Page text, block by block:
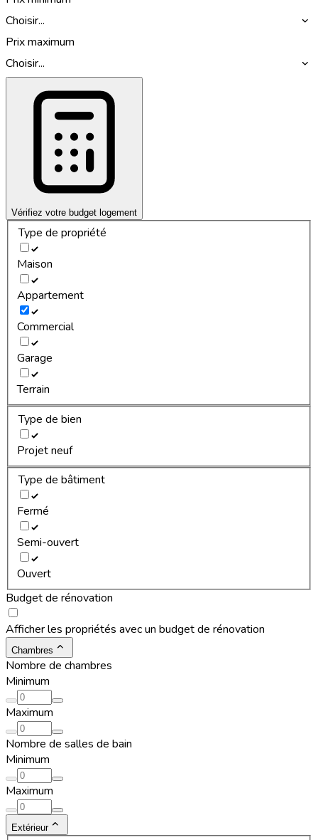
Choisir...
Prix maximum
Choisir...
Vérifiez votre budget logement
Type de propriété
Maison
Appartement
Commercial
Garage
Terrain
Type de bien
Projet neuf
Type de bâtiment
Fermé
Semi-ouvert
Ouvert
Budget de rénovation
Afficher les propriétés avec un budget de rénovation
Chambres
Nombre de chambres
Minimum
Maximum
Nombre de salles de bain
Minimum
Maximum
Extérieur